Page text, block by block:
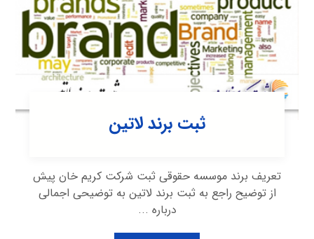
ثبت برند لاتین
تعریف برند موسسه حقوقی ثبت شرکت کریم خان پیش
از توضیح راجع به ثبت برند لاتین به توضیحی اجمالی
درباره ...